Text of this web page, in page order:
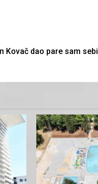
Kovač dao pare sam sebi